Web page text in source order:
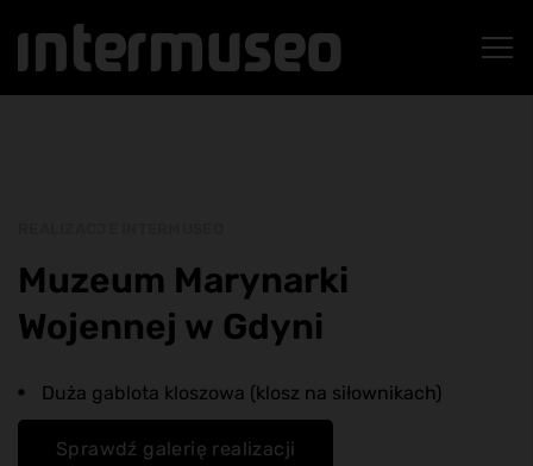
Muzeum Marynarki
Wojennej w Gdyni
Duża gablota kloszowa (klosz na siłownikach)
Sprawdź galerię realizacji